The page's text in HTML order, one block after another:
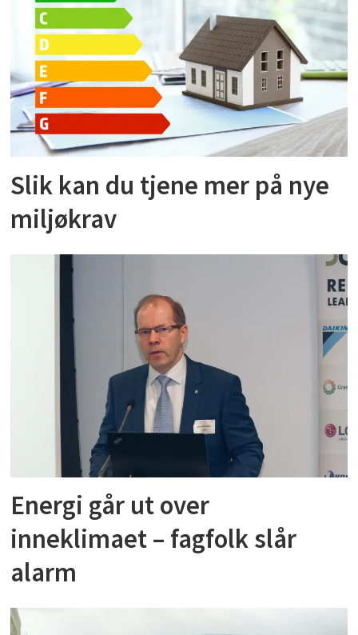
Slik kan du tjene mer på nye
miljøkrav
Energi går ut over
inneklimaet – fagfolk slår
alarm